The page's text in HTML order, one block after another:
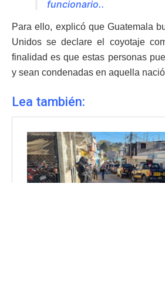
funcionario..
Para ello, explicó que Guatemala
Unidos se declare el coyotaje
finalidad es que estas personas
y sean condenadas en aquella
Lea también: